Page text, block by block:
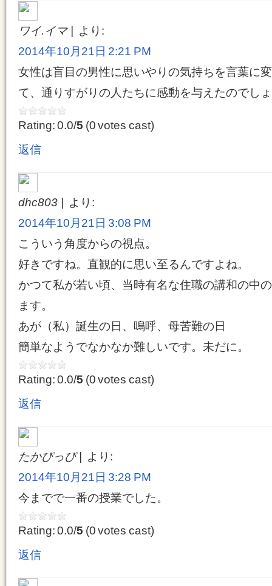
ワイ.イマ
より:
2014年10月21日 2:21 PM
女性は盲目の男性に思いやりの気持ちを言葉に
て、通りすがりの人たちに感動を与えたのでし
Rating: 0.0/5 (0 votes cast)
返信
dhc803
より:
2014年10月21日 3:08 PM
こういう角度からの視点。
好きですね。直観的に思い至るんですよね。
かつて私が若い頃、当時有名な住職の講和の中
ます。
あが（私）誕生の日、嗚呼、母苦難の日
簡単なようでなかなか難しいです。未だに。
Rating: 0.0/5 (0 votes cast)
返信
たかぴっぴ
より:
2014年10月21日 3:28 PM
今までで一番の授業でした。
Rating: 0.0/5 (0 votes cast)
返信